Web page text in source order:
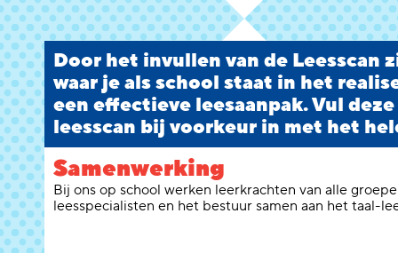
Door het invullen van de Leesscan
waar je als school staat in het
een effectieve leesaanpak. Vul deze
leesscan bij voorkeur in met het
Samenwerking
Bij ons op school werken leerkrachten van alle
leesspecialisten en het bestuur samen aan het taal-